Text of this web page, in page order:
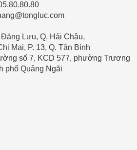
Lưu, Q. Hải Châu,
Mai, P. 13, Q. Tân Bình
số 7, KCD 577, phường Trương
phố Quảng Ngãi